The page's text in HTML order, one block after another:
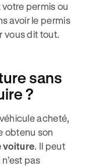
permis ou
avoir le permis
vous dit tout.
sans
?
acheté,
obtenu son
voiture. Il peut
pas